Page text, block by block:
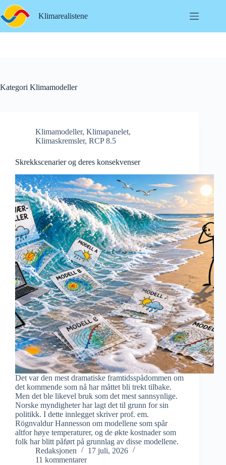
Hopp
til
innholdet
Klimarealistene
Kategori Klimamodeller
Klimamodeller, Klimapanelet,
Klimaskremsler, RCP 8.5
Skrekkscenarier og deres konsekvenser
Det var den mest dramatiske framtidsspådommen om
det kommende som nå har måttet bli trekt tilbake.
Men det ble likevel bruk som det mest sannsynlige.
Norske myndigheter har lagt det til grunn for sin
politikk. I dette innlegget skriver prof. em.
Rögnvaldur Hannesson om modellene som spår
altfor høye temperaturer, og de økte kostnader som
folk har blitt påført på grunnlag av disse modellene.
Redaksjonen
17 juli, 2026
11 kommentarer